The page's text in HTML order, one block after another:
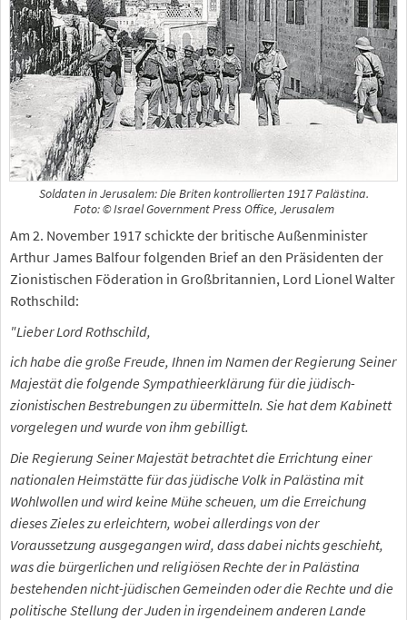
Soldaten in Jerusalem: Die Briten kontrollierten 1917 Palästina.
Foto: © Israel Government Press Office, Jerusalem
Am 2. November 1917 schickte der britische Außenminister
Arthur James Balfour folgenden Brief an den Präsidenten der
Zionistischen Föderation in Großbritannien, Lord Lionel Walter
Rothschild:
"Lieber Lord Rothschild,
ich habe die große Freude, Ihnen im Namen der Regierung Seiner
Majestät die folgende Sympathieerklärung für die jüdisch-
zionistischen Bestrebungen zu übermitteln. Sie hat dem Kabinett
vorgelegen und wurde von ihm gebilligt.
Die Regierung Seiner Majestät betrachtet die Errichtung einer
nationalen Heimstätte für das jüdische Volk in Palästina mit
Wohlwollen und wird keine Mühe scheuen, um die Erreichung
dieses Zieles zu erleichtern, wobei allerdings von der
Voraussetzung ausgegangen wird, dass dabei nichts geschieht,
was die bürgerlichen und religiösen Rechte der in Palästina
bestehenden nicht-jüdischen Gemeinden oder die Rechte und die
politische Stellung der Juden in irgendeinem anderen Lande